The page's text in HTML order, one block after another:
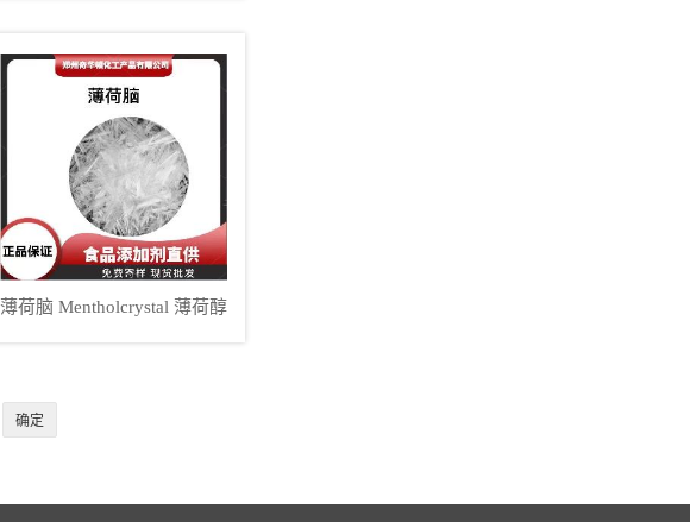
薄荷脑 Mentholcrystal 薄荷醇